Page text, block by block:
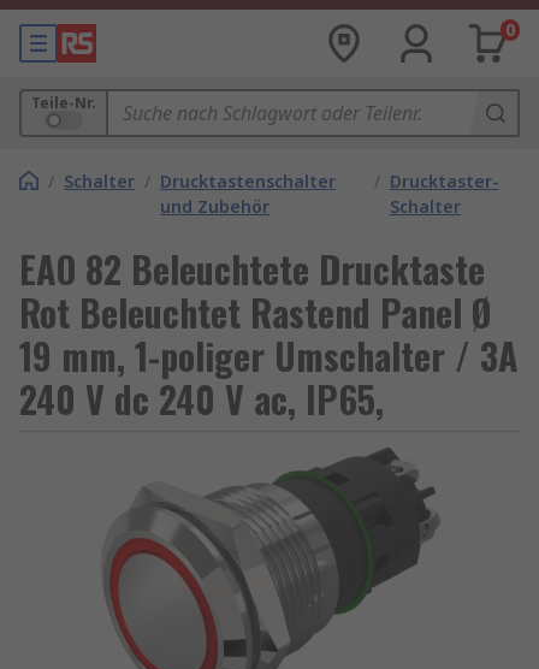
0
Teile-Nr.
/ Schalter / Drucktastenschalter
und Zubehör
/ Drucktaster-
Schalter
EAO 82 Beleuchtete Drucktaste
Rot Beleuchtet Rastend Panel Ø
19 mm, 1-poliger Umschalter / 3A
240 V dc 240 V ac, IP65,